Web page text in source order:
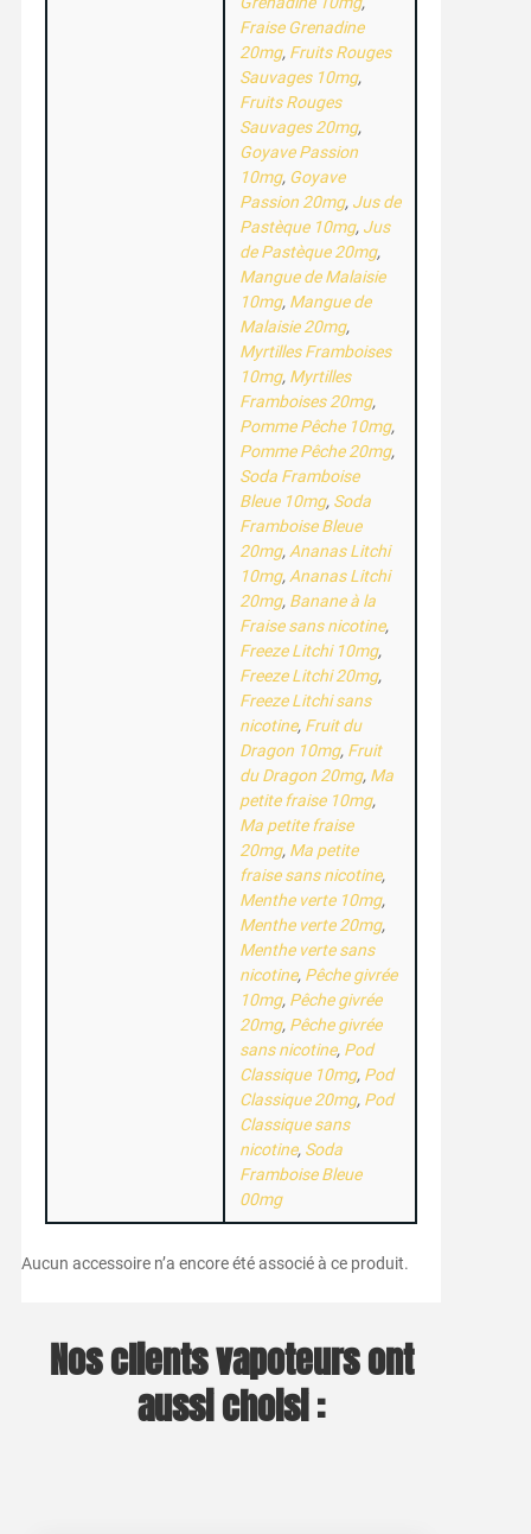
Fraise Grenadine
20mg, Fruits Rouges
Sauvages 10mg,
Fruits Rouges
Sauvages 20mg,
Goyave Passion
10mg, Goyave
Passion 20mg, Jus de
Pastèque 10mg, Jus
de Pastèque 20mg,
Mangue de Malaisie
10mg, Mangue de
Malaisie 20mg,
Myrtilles Framboises
10mg, Myrtilles
Framboises 20mg,
Pomme Pêche 10mg,
Pomme Pêche 20mg,
Soda Framboise
Bleue 10mg, Soda
Framboise Bleue
20mg, Ananas Litchi
10mg, Ananas Litchi
20mg, Banane à la
Fraise sans nicotine,
Freeze Litchi 10mg,
Freeze Litchi 20mg,
Freeze Litchi sans
nicotine, Fruit du
Dragon 10mg, Fruit
du Dragon 20mg, Ma
petite fraise 10mg,
Ma petite fraise
20mg, Ma petite
fraise sans nicotine,
Menthe verte 10mg,
Menthe verte 20mg,
Menthe verte sans
nicotine, Pêche givrée
10mg, Pêche givrée
20mg, Pêche givrée
sans nicotine, Pod
Classique 10mg, Pod
Classique 20mg, Pod
Classique sans
nicotine, Soda
Framboise Bleue
00mg
Aucun accessoire n’a encore été associé à ce produit.
Nos clients vapoteurs ont
aussi choisi :